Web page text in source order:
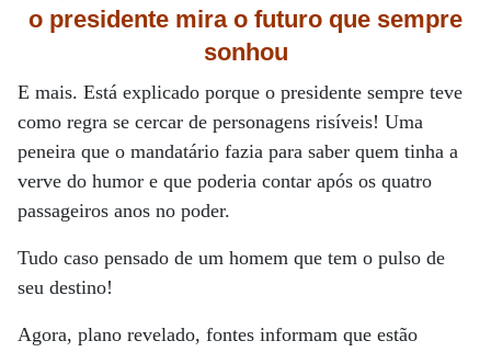
o presidente mira o futuro que sempre
sonhou
E mais. Está explicado porque o presidente sempre teve
como regra se cercar de personagens risíveis! Uma
peneira que o mandatário fazia para saber quem tinha a
verve do humor e que poderia contar após os quatro
passageiros anos no poder.
Tudo caso pensado de um homem que tem o pulso de
seu destino!
Agora, plano revelado, fontes informam que estão